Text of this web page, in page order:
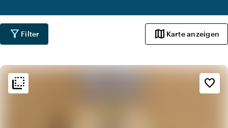
einfach alle Locations in Akmarijp, an denen du in aller
Ruhe dinieren kannst. Schau dir alle privaten Dining-
Locations für ein köstliches privates Dinner an.
filter_alt Filter map Karte anzeigen
flip_to_back favorite_border
flip_to_back Ambiente und Ästhetik
info
Ländlich